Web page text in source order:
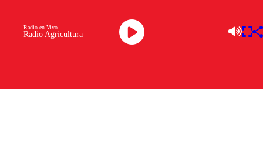
Radio Agricultura
Radio en Vivo
Descarga la APP